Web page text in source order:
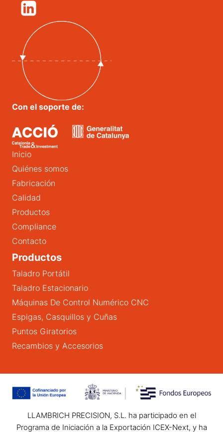
Con el soporte de:
Inicio
Quiénes somos
Fabricación
Calidad
Productos
Compliance
Contacto
Productos
Taladro Portátil
Taladro Estacionario
Máquinas De Control Numérico CNC
Espigas, Casquillos y Cuñas
Puntos Giratorios
Recambios y Accesorios
LLAMBRICH PRECISION, S.L. ha participado en el
Programa de Iniciación a la Exportación ICEX-Next, y ha